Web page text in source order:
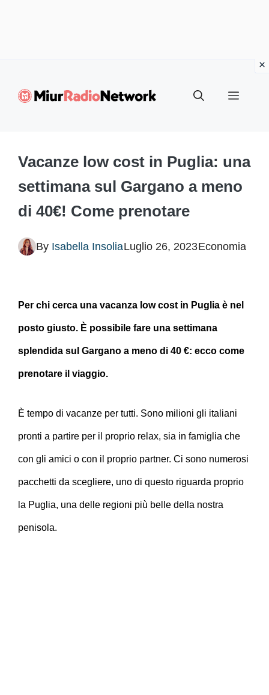
Menu
Vacanze low cost in Puglia: una
settimana sul Gargano a meno
di 40€! Come prenotare
By Isabella InsoliaLuglio 26, 2023Economia
Per chi cerca una vacanza low cost in Puglia è nel
posto giusto. È possibile fare una settimana
splendida sul Gargano a meno di 40 €: ecco come
prenotare il viaggio.
È tempo di vacanze per tutti. Sono milioni gli italiani
pronti a partire per il proprio relax, sia in famiglia che
con gli amici o con il proprio partner. Ci sono numerosi
pacchetti da scegliere, uno di questo riguarda proprio
la Puglia, una delle regioni più belle della nostra
penisola.